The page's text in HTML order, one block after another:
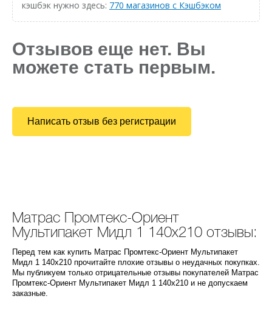
кэшбэк нужно здесь: 770 магазинов с Кэшбэком
Отзывов еще нет. Вы
можете стать первым.
Написать отзыв без регистрации
Матрас Промтекс-Ориент
Мультипакет Мидл 1 140x210 отзывы:
Перед тем как купить Матрас Промтекс-Ориент Мультипакет
Мидл 1 140x210 прочитайте плохие отзывы о неудачных покупках.
Мы публикуем только отрицательные отзывы покупателей Матрас
Промтекс-Ориент Мультипакет Мидл 1 140x210 и не допускаем
заказные.